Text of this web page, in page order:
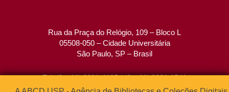
Rua da Praça do Relógio, 109 – Bloco L
05508-050 – Cidade Universitária
São Paulo, SP – Brasil
Tel: (0xx11) 3091-4195 / (0xx11) 3091-1541
Fax: (0xx11) 3091-1567